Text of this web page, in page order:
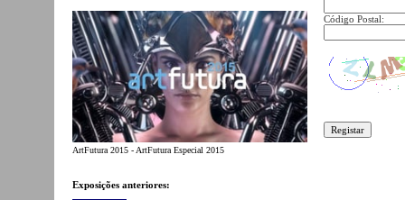
ArtFutura 2015 - ArtFutura Especial 2015
Exposições anteriores:
Código Postal: